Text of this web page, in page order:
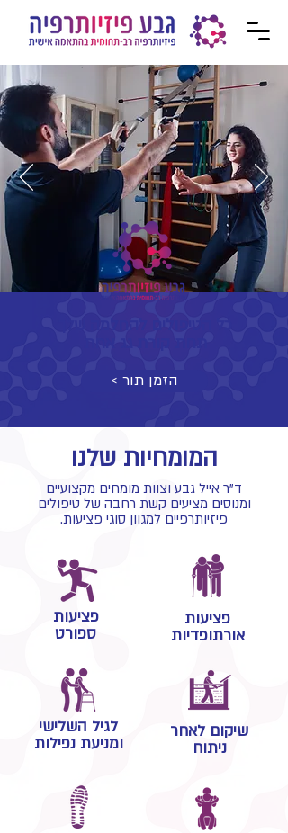
< הזמן תור
המומחיות שלנו
ד"ר אייל גבע וצוות מומחים מקצועיים
ומנוסים מציעים קשת רחבה של טיפולים
פיזיותרפיים למגוון סוגי פציעות.
פציעות
ספורט
לגיל השלישי
ומניעת נפילות
פציעות
אורתופדיות
שיקום לאחר
ניתוח